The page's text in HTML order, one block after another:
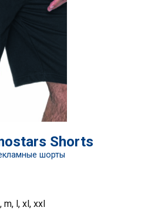
Shorts
шорты
m, l, xl, xxl